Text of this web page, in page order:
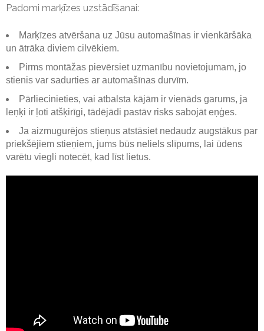
Padomi marķīzes uzstādīšanai:
Marķīzes atvēršana uz Jūsu automašīnas ir vienkāršāka
un ātrāka diviem cilvēkiem.
Pirms montāžas pievērsiet uzmanību novietojumam, jo ​​
stienis var sadurties ar automašīnas durvīm.
Pārliecinieties, vai atbalsta kājām ir vienāds garums, ja
leņķi ir ļoti atšķirīgi, tādējādi pastāv risks sabojāt eņģes.
Ja aizmugurējos stieņus atstāsiet nedaudz augstākus par
priekšējiem stieņiem, jums būs neliels slīpums, lai ūdens
varētu viegli notecēt, kad līst lietus.